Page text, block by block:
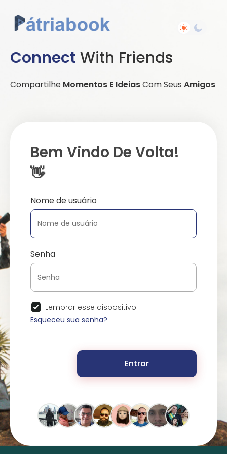
Connect With Friends
Compartilhe Momentos E IdeiasCom Seus Amigos
Bem Vindo De Volta!
👋
Nome de usuário
Senha
Lembrar esse dispositivo
Esqueceu sua senha?
Entrar